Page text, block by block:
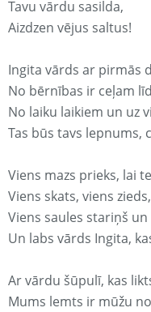
Tavu vārdu sasilda,
Aizdzen vējus saltus!
Ingita vārds ar pirmās
No bērnības ir ceļam
No laiku laikiem un uz
Tas būs tavs lepnums,
Viens mazs prieks, lai
Viens skats, viens
Viens saules stariņš
Un labs vārds Ingita,
Ar vārdu šūpulī, kas
Mums lemts ir mūžu